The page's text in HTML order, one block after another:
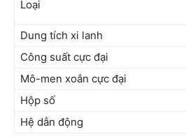
Loại
Dung tích xi lanh
Công suất cực đại
Mô-men xoắn cực đại
Hộp số
Hệ dẫn động